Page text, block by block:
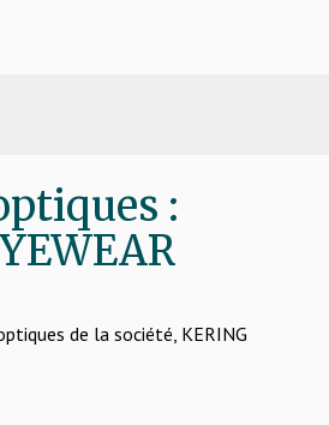
:
de la société, KERING